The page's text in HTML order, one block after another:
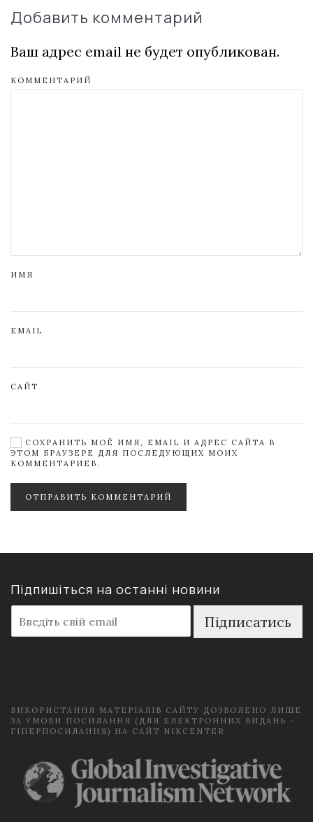
Добавить комментарий
Ваш адрес email не будет опубликован.
КОММЕНТАРИЙ
ИМЯ
EMAIL
САЙТ
СОХРАНИТЬ МОЁ ИМЯ, EMAIL И АДРЕС САЙТА В
ЭТОМ БРАУЗЕРЕ ДЛЯ ПОСЛЕДУЮЩИХ МОИХ
КОММЕНТАРИЕВ.
ОТПРАВИТЬ КОММЕНТАРИЙ
Підпишіться на останні новини
m
a
Підписатись
ВИКОРИСТАННЯ МАТЕРІАЛІВ САЙТУ ДОЗВОЛЕНО ЛИШЕ
ЗА УМОВИ ПОСИЛАННЯ (ДЛЯ ЕЛЕКТРОННИХ ВИДАНЬ -
ГІПЕРПОСИЛАННЯ) НА САЙТ NIKCENTER.